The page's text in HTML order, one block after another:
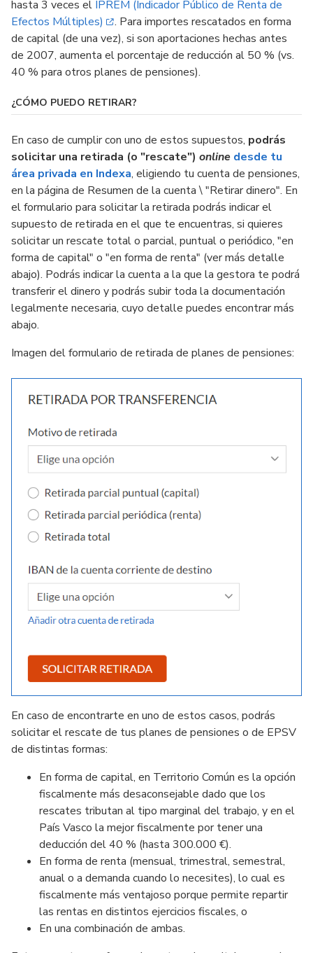
hasta 3 veces el IPREM (Indicador Público de Renta de
Efectos Múltiples)
. Para importes rescatados en forma
de capital (de una vez), si son aportaciones hechas antes
de 2007, aumenta el porcentaje de reducción al 50 % (vs.
40 % para otros planes de pensiones).
¿CÓMO PUEDO RETIRAR?
En caso de cumplir con uno de estos supuestos, podrás
solicitar una retirada (o "rescate") online desde tu
área privada en Indexa, eligiendo tu cuenta de pensiones,
en la página de Resumen de la cuenta \ "Retirar dinero". En
el formulario para solicitar la retirada podrás indicar el
supuesto de retirada en el que te encuentras, si quieres
solicitar un rescate total o parcial, puntual o periódico, "en
forma de capital" o "en forma de renta" (ver más detalle
abajo). Podrás indicar la cuenta a la que la gestora te podrá
transferir el dinero y podrás subir toda la documentación
legalmente necesaria, cuyo detalle puedes encontrar más
abajo.
Imagen del formulario de retirada de planes de pensiones:
En caso de encontrarte en uno de estos casos, podrás
solicitar el rescate de tus planes de pensiones o de EPSV
de distintas formas:
En forma de capital, en Territorio Común es la opción
fiscalmente más desaconsejable dado que los
rescates tributan al tipo marginal del trabajo, y en el
País Vasco la mejor fiscalmente por tener una
deducción del 40 % (hasta 300.000 €).
En forma de renta (mensual, trimestral, semestral,
anual o a demanda cuando lo necesites), lo cual es
fiscalmente más ventajoso porque permite repartir
las rentas en distintos ejercicios fiscales, o
En una combinación de ambas.